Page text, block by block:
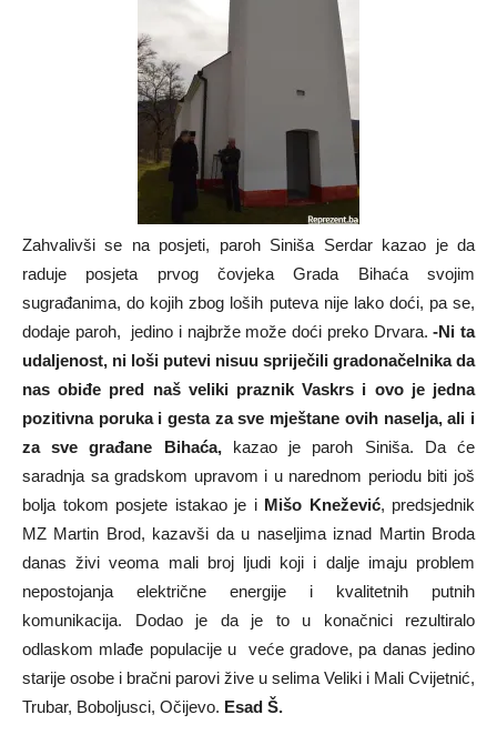
Zahvalivši se na posjeti, paroh Siniša Serdar kazao je da
raduje posjeta prvog čovjeka Grada Bihaća svojim
sugrađanima, do kojih zbog loših puteva nije lako doći, pa se,
dodaje paroh, jedino i najbrže može doći preko Drvara.-Ni ta
udaljenost, ni loši putevi nisuu spriječili gradonačelnika da
nas obiđe pred naš veliki praznik Vaskrs i ovo je jedna
pozitivna poruka i gesta za sve mještane ovih naselja, ali i
za sve građane Bihaća, kazao je paroh Siniša. Da će
saradnja sa gradskom upravom i u narednom periodu biti još
bolja tokom posjete istakao je i Mišo Knežević, predsjednik
MZ Martin Brod, kazavši da u naseljima iznad Martin Broda
danas živi veoma mali broj ljudi koji i dalje imaju problem
nepostojanja električne energije i kvalitetnih putnih
komunikacija. Dodao je da je to u konačnici rezultiralo
odlaskom mlađe populacije u veće gradove, pa danas jedino
starije osobe i bračni parovi žive u selima Veliki i Mali Cvijetnić,
Trubar, Boboljusci, Očijevo. Esad Š.